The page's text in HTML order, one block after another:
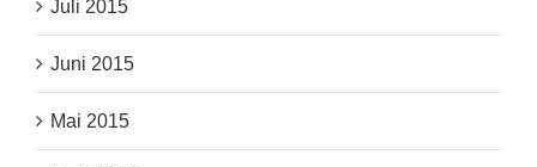
Juli 2015
Juni 2015
Mai 2015